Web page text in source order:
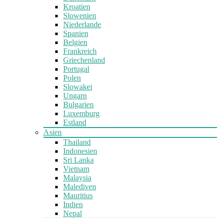
Kroatien
Slowenien
Niederlande
Spanien
Belgien
Frankreich
Griechenland
Portugal
Polen
Slowakei
Ungarn
Bulgarien
Luxemburg
Estland
Asien
Thailand
Indonesien
Sri Lanka
Vietnam
Malaysia
Malediven
Mauritius
Indien
Nepal